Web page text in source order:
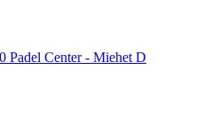
Padel Center - Miehet D